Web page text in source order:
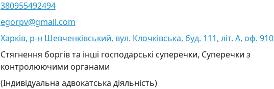
380955492494
egorpv@gmail.com
Харків, р-н Шевченківський, вул. Клочківська, буд. 111, літ. А, оф. 910
Стягнення боргів та інші господарські суперечки, Суперечки з
контролюючими органами
(Індивідуальна адвокатська діяльність)